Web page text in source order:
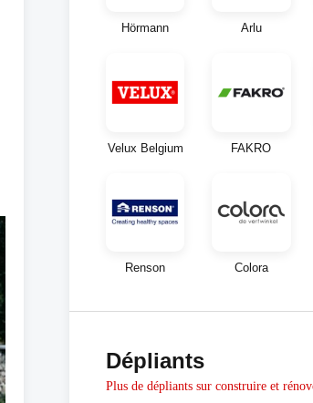
Hörmann Arlu
Velux Belgium FAKRO
Renson Colora
Dépliants
Plus de dépliants sur construire et